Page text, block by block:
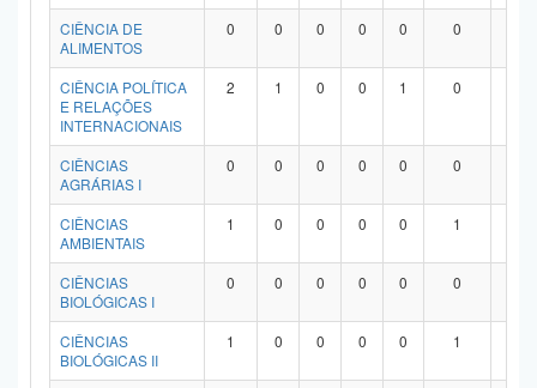
CIÊNCIA DE
ALIMENTOS
0 0 0 0 0 0
CIÊNCIA POLÍTICA
E RELAÇÕES
INTERNACIONAIS
2 1 0 0 1 0
CIÊNCIAS
AGRÁRIAS I
0 0 0 0 0 0
CIÊNCIAS
AMBIENTAIS
1 0 0 0 0 1
CIÊNCIAS
BIOLÓGICAS I
0 0 0 0 0 0
CIÊNCIAS
BIOLÓGICAS II
1 0 0 0 0 1